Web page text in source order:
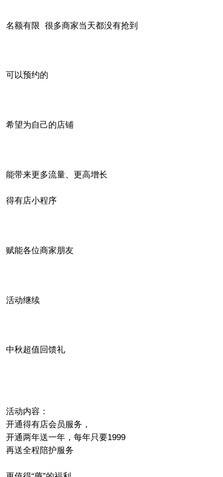
名额有限 很多商家当天都没有抢到
可以预约的
希望为自己的店铺
能带来更多流量、更高增长
得有店小程序
赋能各位商家朋友
活动继续
中秋超值回馈礼
活动内容：
开通得有店会员服务，
开通两年送一年，每年只要1999
再送全程陪护服务